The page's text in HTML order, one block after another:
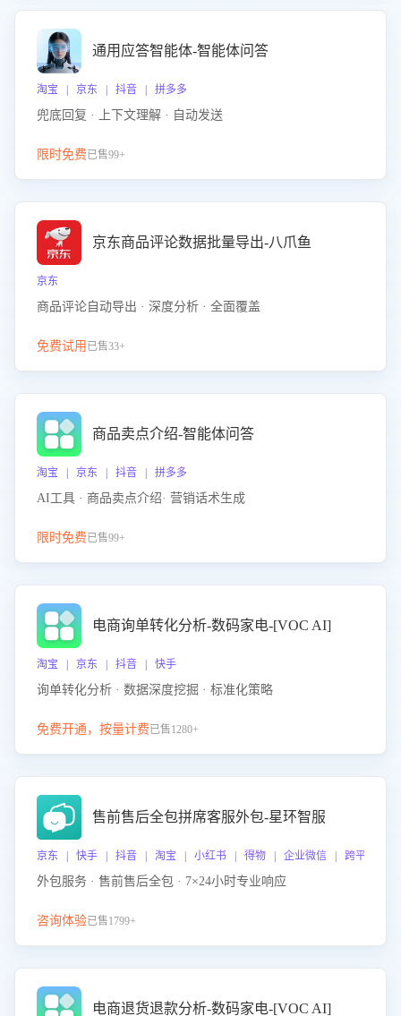
通用应答智能体-智能体问答
淘宝 | 京东 | 抖音 | 拼多多
兜底回复 · 上下文理解 · 自动发送
限时免费已售99+
京东商品评论数据批量导出-八爪鱼
京东
商品评论自动导出 · 深度分析 · 全面覆盖
免费试用 已售33+
商品卖点介绍-智能体问答
淘宝 | 京东 | 抖音 | 拼多多
AI工具 · 商品卖点介绍· 营销话术生成
限时免费已售99+
电商询单转化分析-数码家电-[VOC AI]
淘宝 | 京东 | 抖音 | 快手
询单转化分析 · 数据深度挖掘 · 标准化策略
免费开通，按量计费已售1280+
售前售后全包拼席客服外包-星环智服
京东 | 快手 | 抖音 | 淘宝 | 小红书 | 得物 | 企业微信 | 跨平台
外包服务 · 售前售后全包 · 7×24小时专业响应
咨询体验已售1799+
电商退货退款分析-数码家电-[VOC AI]